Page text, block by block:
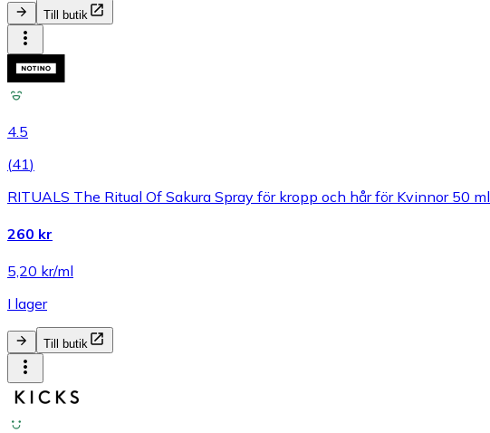
Till butik
4.5
(41)
RITUALS The Ritual Of Sakura Spray för kropp och hår för Kvinnor 50 ml
260 kr
5,20 kr/ml
I lager
Till butik